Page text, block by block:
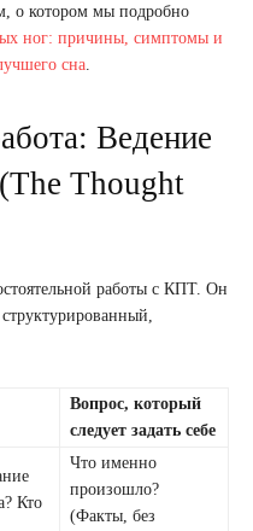
о котором мы подробно
ног: причины, симптомы и
сна
Ведение
Thought
работы с КПТ. Он
Вопрос, который
следует задать себе
Кто
Что именно
произошло?
(Факты, без